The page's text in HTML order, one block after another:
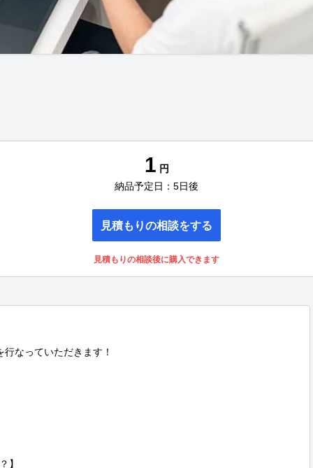
1 円
納品予定日：5日後
見積もりの相談をする
見積もりの相談後に購入できます
なっていただきます！
】